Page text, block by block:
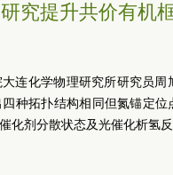
研究提升共价有机
连化学物理研究所研究员
种拓扑结构相同但氮锚定
化剂分散状态及光催化析氢